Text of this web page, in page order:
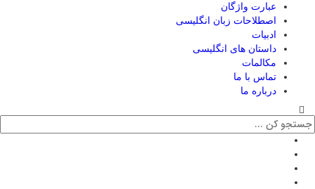
عبارت واژگان
اصطلاحات زبان انگلیسی
ادبیات
داستان های انگلیسی
مکالمات
تماس با ما
درباره ما